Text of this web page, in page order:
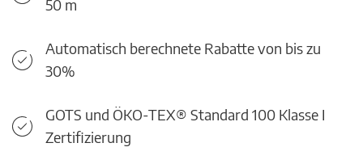
50 m
Automatisch berechnete Rabatte von bis zu
30%
GOTS und ÖKO-TEX® Standard 100 Klasse I
Zertifizierung